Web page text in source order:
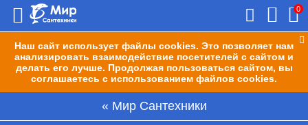
Наш сайт использует файлы cookies. Это позволяет нам
анализировать взаимодействие посетителей с сайтом и
делать его лучше. Продолжая пользоваться сайтом, вы
соглашаетесь с использованием файлов cookies.
0
Мир Сантехники